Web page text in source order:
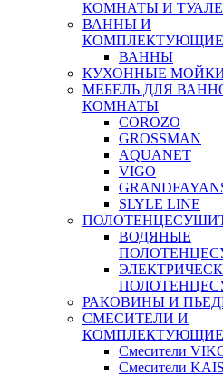
КОМНАТЫ И
ВАННЫ И
КОМПЛЕКТУЮЩИЕ
ВАННЫ
КУХОННЫЕ
МЕБЕЛЬ ДЛЯ
КОМНАТЫ
COROZO
GROSSMAN
AQUANET
VIGO
SLYLE LINE
ВОДЯНЫЕ
РАКОВИНЫ И
СМЕСИТЕЛИ И
КОМПЛЕКТУЮЩИЕ
Смесители
Смесители